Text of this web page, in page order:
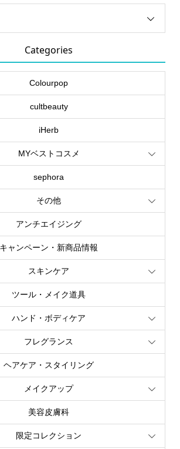
Categories
Colourpop
cultbeauty
iHerb
MYベストコスメ
sephora
その他
アンチエイジング
キャンペーン・新商品情報
スキンケア
ツール・メイク道具
ハンド・ボディケア
フレグランス
ヘアケア・スタイリング
メイクアップ
美容皮膚科
限定コレクション